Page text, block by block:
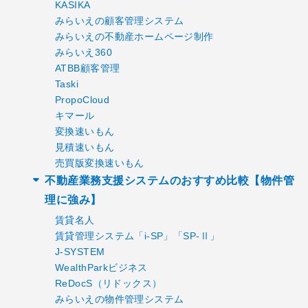
KASIKA
みらいえの顧客管理システム
みらいえの不動産ホームページ制作
みらいえ360
ATBB顧客管理
Taski
PropoCloud
キマール
変換速いもん
見積速いもん
売買版変換速いもん
不動産業務支援システムのおすすめ比較【物件管
理に強み】
賃貸名人
賃貸管理システム「i-SP」「SP-Ⅱ」
J-SYSTEM
WealthParkビジネス
ReDocS（リドックス）
みらいえの物件管理システム